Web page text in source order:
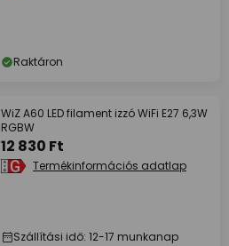
Raktáron
WiZ A60 LED filament izzó WiFi E27 6,3W
RGBW
12 830 Ft
Termékinformációs adatlap
Szállítási idő: 12-17 munkanap